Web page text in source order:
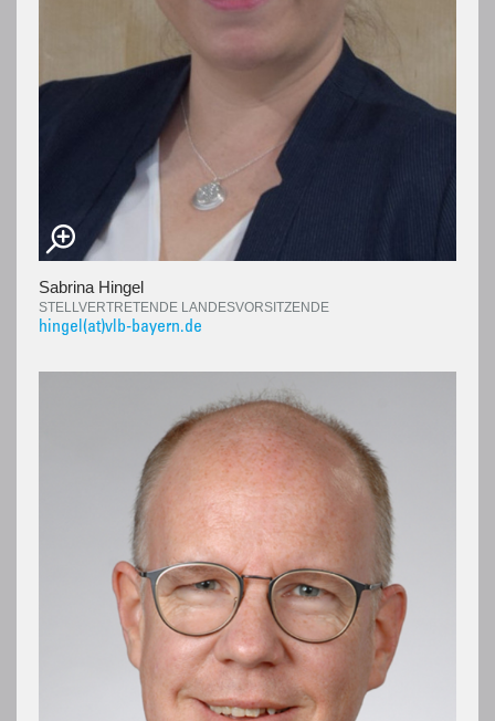
Sabrina Hingel
STELLVERTRETENDE LANDESVORSITZENDE
hingel(at)vlb-bayern.de